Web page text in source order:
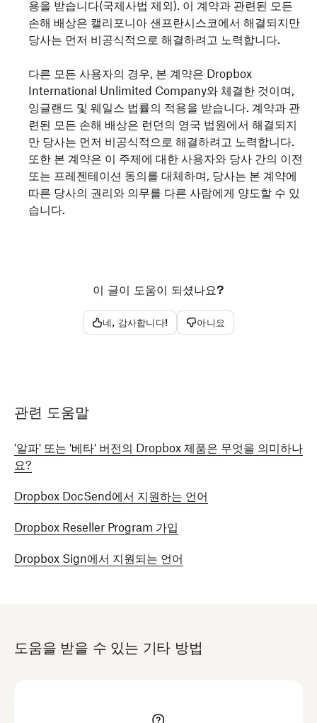
용을 받습니다(국제사법 제외). 이 계약과 관련된 모든
손해 배상은 캘리포니아 샌프란시스코에서 해결되지만
당사는 먼저 비공식적으로 해결하려고 노력합니다.
다른 모든 사용자의 경우, 본 계약은 Dropbox
International Unlimited Company와 체결한 것이며,
잉글랜드 및 웨일스 법률의 적용을 받습니다. 계약과 관
련된 모든 손해 배상은 런던의 영국 법원에서 해결되지
만 당사는 먼저 비공식적으로 해결하려고 노력합니다.
또한 본 계약은 이 주제에 대한 사용자와 당사 간의 이전
또는 프레젠테이션 동의를 대체하며, 당사는 본 계약에
따른 당사의 권리와 의무를 다른 사람에게 양도할 수 있
습니다.
이 글이 도움이 되셨나요?
네, 감사합니다! 아니요
관련 도움말
'알파' 또는 '베타' 버전의 Dropbox 제품은 무엇을 의미하나
요?
Dropbox DocSend에서 지원하는 언어
Dropbox Reseller Program 가입
Dropbox Sign에서 지원되는 언어
도움을 받을 수 있는 기타 방법